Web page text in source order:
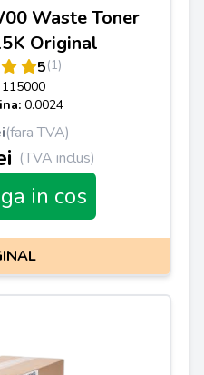
Waste Toner
Original
5(1)
115000
0.0024
(fara TVA)
(TVA inclus)
in cos